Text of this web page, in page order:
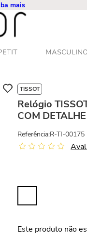
mais
TISSOT
Relógio
COM
Referência:R-TI-00175
Este produto não